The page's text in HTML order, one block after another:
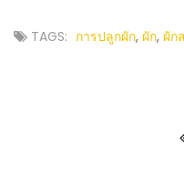
TAGS: การปลูกผัก, ผัก, ผัก